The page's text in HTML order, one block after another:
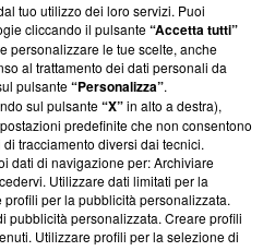
ma ha richiesto di farne
effettuato una verifica di
tuo utilizzo dei loro servizi. Puoi
cliccando il pulsante“Accetta tutti”
personalizzare le tue scelte, anche
al trattamento dei dati personali da
pulsante“Personalizza”.
sul pulsante“X”in alto a destra),
predefinite che non consentono
tracciamento diversi dai tecnici.
dati di navigazione per: Archiviare
Utilizzare dati limitati per la
per la pubblicità personalizzata.
pubblicità personalizzata. Creare profili
Utilizzare profili per la selezione di